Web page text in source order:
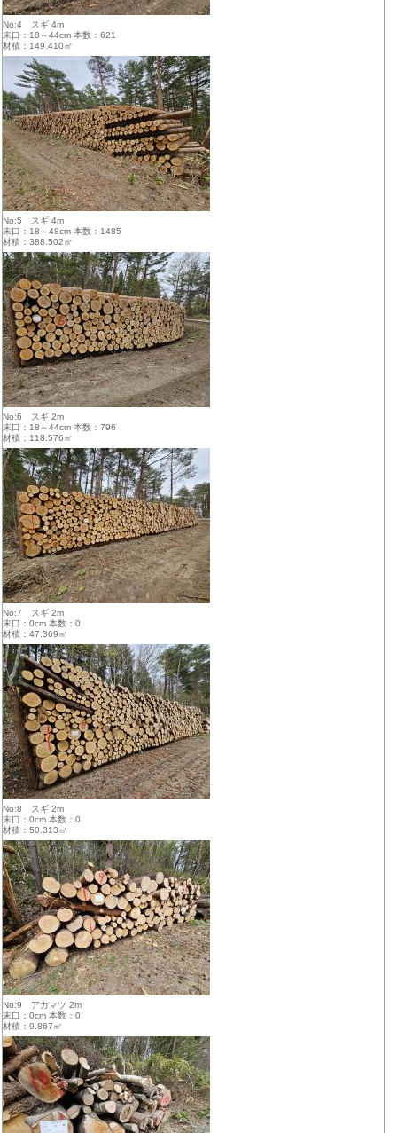
No:4 スギ 4m
末口：18～44cm 本数：621
材積：149.410㎥
No:5 スギ 4m
末口：18～48cm 本数：1485
材積：388.502㎥
No:6 スギ 2m
末口：18～44cm 本数：796
材積：118.576㎥
No:7 スギ 2m
末口：0cm 本数：0
材積：47.369㎥
No:8 スギ 2m
末口：0cm 本数：0
材積：50.313㎥
No:9 アカマツ 2m
末口：0cm 本数：0
材積：9.867㎥